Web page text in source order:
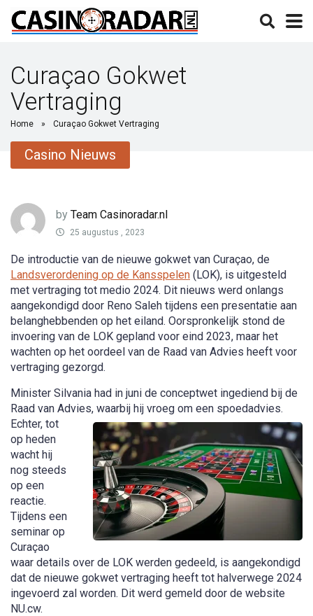
Curaçao Gokwet
Vertraging
Home » Curaçao Gokwet Vertraging
Casino Nieuws
by Team Casinoradar.nl
25 augustus , 2023
De introductie van de nieuwe gokwet van Curaçao, de
Landsverordening op de Kansspelen (LOK), is uitgesteld
met vertraging tot medio 2024. Dit nieuws werd onlangs
aangekondigd door Reno Saleh tijdens een presentatie aan
belanghebbenden op het eiland. Oorspronkelijk stond de
invoering van de LOK gepland voor eind 2023, maar het
wachten op het oordeel van de Raad van Advies heeft voor
vertraging gezorgd.
Minister Silvania had in juni de conceptwet ingediend bij de
Raad van Advies, waarbij hij vroeg om een spoedadvies.
Echter, tot
op heden
wacht hij
nog steeds
op een
reactie.
Tijdens een
seminar op
Curaçao
waar details over de LOK werden gedeeld, is aangekondigd
dat de nieuwe gokwet vertraging heeft tot halverwege 2024
ingevoerd zal worden. Dit werd gemeld door de website
NU.cw.